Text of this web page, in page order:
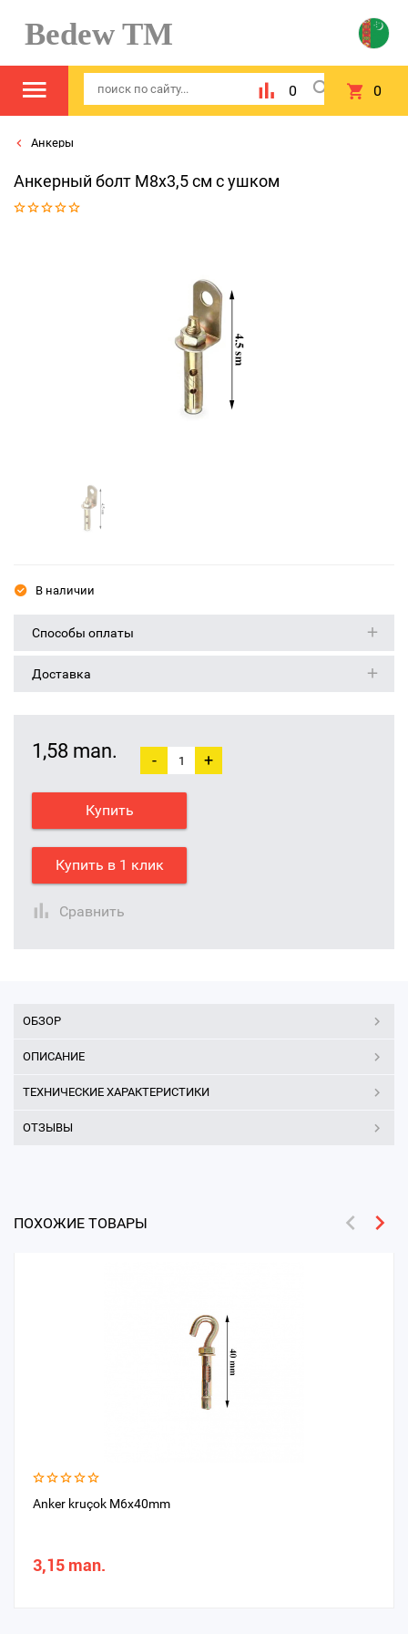
Bedew TM
0 0
Анкеры
Анкерный болт М8х3,5 см с ушком
В наличии
Способы оплаты
Доставка
1,58 man. - +
Купить
Купить в 1 клик
Сравнить
ОБЗОР
ОПИСАНИЕ
ТЕХНИЧЕСКИЕ ХАРАКТЕРИСТИКИ
ОТЗЫВЫ
ПОХОЖИЕ ТОВАРЫ
Anker kruçok M6x40mm
3,15 man.